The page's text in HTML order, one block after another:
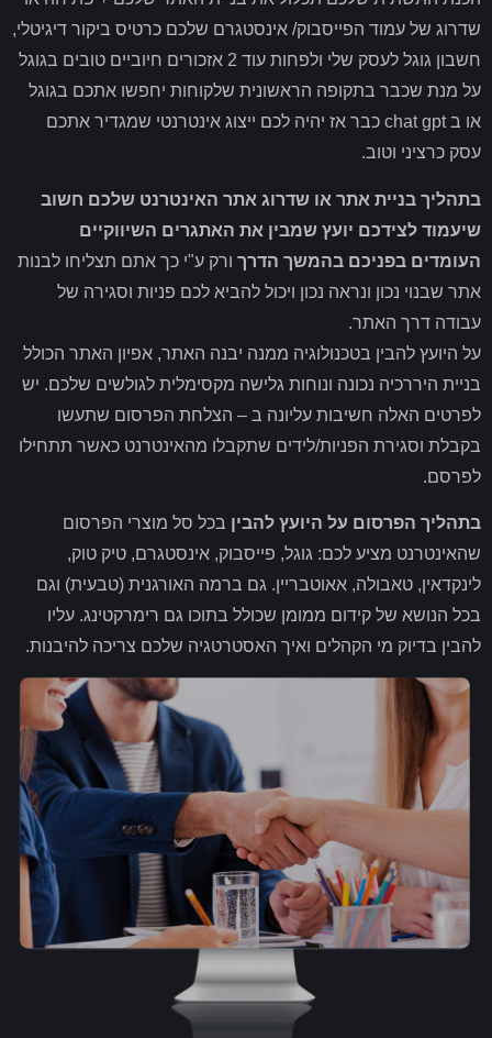
שדרוג של עמוד הפייסבוק/ אינסטגרם שלכם כרטיס ביקור דיגיטלי,
חשבון גוגל לעסק שלי ולפחות עוד 2 אזכורים חיוביים טובים בגוגל
על מנת שכבר בתקופה הראשונית שלקוחות יחפשו אתכם בגוגל
או ב chat gpt כבר אז יהיה לכם ייצוג אינטרנטי שמגדיר אתכם
עסק כרציני וטוב.
בתהליך בניית אתר או שדרוג אתר האינטרנט שלכם חשוב
שיעמוד לצידכם יועץ שמבין את האתגרים השיווקיים
העומדים בפניכם בהמשך הדרך ורק ע"י כך אתם תצליחו לבנות
אתר שבנוי נכון ונראה נכון ויכול להביא לכם פניות וסגירה של
עבודה דרך האתר.
על היועץ להבין בטכנולוגיה ממנה יבנה האתר, אפיון האתר הכולל
בניית היררכיה נכונה ונוחות גלישה מקסימלית לגולשים שלכם. יש
לפרטים האלה חשיבות עליונה ב – הצלחת הפרסום שתעשו
בקבלת וסגירת הפניות/לידים שתקבלו מהאינטרנט כאשר תתחילו
לפרסם.
בתהליך הפרסום על היועץ להבין בכל סל מוצרי הפרסום
שהאינטרנט מציע לכם: גוגל, פייסבוק, אינסטגרם, טיק טוק,
לינקדאין, טאבולה, אאוטבריין. גם ברמה האורגנית (טבעית) וגם
בכל הנושא של קידום ממומן שכולל בתוכו גם רימרקטינג. עליו
להבין בדיוק מי הקהלים ואיך האסטרטגיה שלכם צריכה להיבנות.